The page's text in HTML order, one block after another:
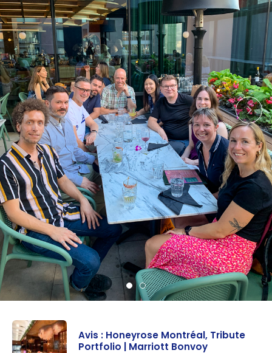
Avis : Honeyrose Montréal, Tribute
Portfolio | Marriott Bonvoy